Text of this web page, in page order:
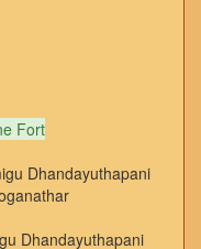
Fort
Dhandayuthapani
Dhandayuthapani